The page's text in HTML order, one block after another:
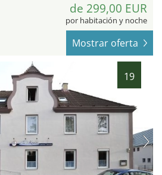
de 299,00 EUR
por habitación y noche
Mostrar oferta
19